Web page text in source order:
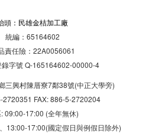
頭：民雄金桔加工廠
統編：65164602
責任險：22A0056061
錄字號 Q-165164602-00000-4
三興村陳厝寮7鄰38號(中正大學旁)
2720351 FAX: 886-5-2720204
09:00-17:00 (全年無休)
13:00-17:00(國定假日與例假日除外)